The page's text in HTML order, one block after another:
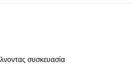
συσκευασία